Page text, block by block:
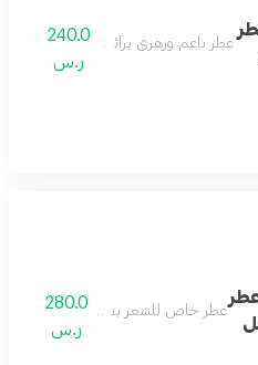
عطر ناعم وزهري برائحة غربية عصرية.
240.0
ر.س
عطر خاص للشعر بنفحات زهرية
280.0
ر.س